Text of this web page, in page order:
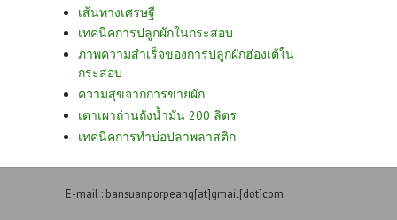
เส้นทางเศรษฐี
เทคนิคการปลูกผักในกระสอบ
ภาพความสำเร็จของการปลูกผักฮ่องเต้ใน
กระสอบ
ความสุขจากการขายผัก
เตาเผาถ่านถังน้ำมัน 200 ลิตร
เทคนิคการทำบ่อปลาพลาสติก
E-mail : bansuanporpeang[at]gmail[dot]com